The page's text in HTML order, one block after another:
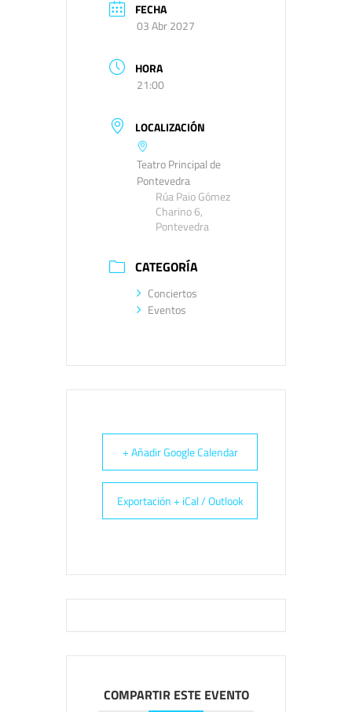
FECHA
03 Abr 2027
HORA
21:00
LOCALIZACIÓN
Teatro Principal de
Pontevedra
Rúa Paio Gómez
Charino 6,
Pontevedra
CATEGORÍA
Conciertos
Eventos
+ Añadir Google Calendar
Exportación + iCal / Outlook
COMPARTIR ESTE EVENTO